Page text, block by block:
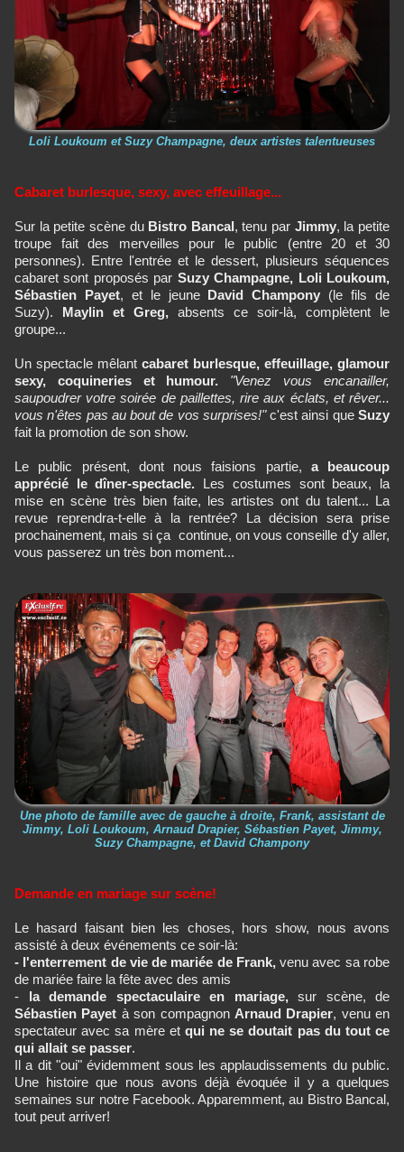
Loli Loukoum et Suzy Champagne, deux artistes talentueuses
Cabaret burlesque, sexy, avec effeuillage...
Sur la petite scène du Bistro Bancal, tenu par Jimmy, la petite
troupe fait des merveilles pour le public (entre 20 et 30
personnes). Entre l'entrée et le dessert, plusieurs séquences
cabaret sont proposés par Suzy Champagne, Loli Loukoum,
Sébastien Payet, et le jeune David Champony (le fils de
Suzy). Maylin et Greg, absents ce soir-là, complètent le
groupe...
Un spectacle mêlant cabaret burlesque, effeuillage, glamour
sexy, coquineries et humour.
"Venez vous encanailler,
saupoudrer votre soirée de paillettes, rire aux éclats, et rêver...
vous n'êtes pas au bout de vos surprises!"c'est ainsi queSuzy
fait la promotion de son show.
Le public présent, dont nous faisions partie, a beaucoup
apprécié le dîner-spectacle. Les costumes sont beaux, la
mise en scène très bien faite, les artistes ont du talent... La
revue reprendra-t-elle à la rentrée? La décision sera prise
prochainement, mais si ça continue, on vous conseille d'y aller,
vous passerez un très bon moment...
Une photo de famille avec de gauche à droite, Frank, assistant de
Jimmy, Loli Loukoum, Arnaud Drapier, Sébastien Payet, Jimmy,
Suzy Champagne, et David Champony
Demande en mariage sur scène!
Le hasard faisant bien les choses, hors show, nous avons
assisté à deux événements ce soir-là:
- l'enterrement de vie de mariée de Frank,venu avec sa robe
de mariée faire la fête avec des amis
- la demande spectaculaire en mariage, sur scène, de
Sébastien Payet à son compagnon Arnaud Drapier, venu en
spectateur avec sa mère et qui ne se doutait pas du tout ce
qui allait se passer.
Il a dit "oui" évidemment sous les applaudissements du public.
Une histoire que nous avons déjà évoquée il y a quelques
semaines sur notre Facebook. Apparemment, au Bistro Bancal,
tout peut arriver!